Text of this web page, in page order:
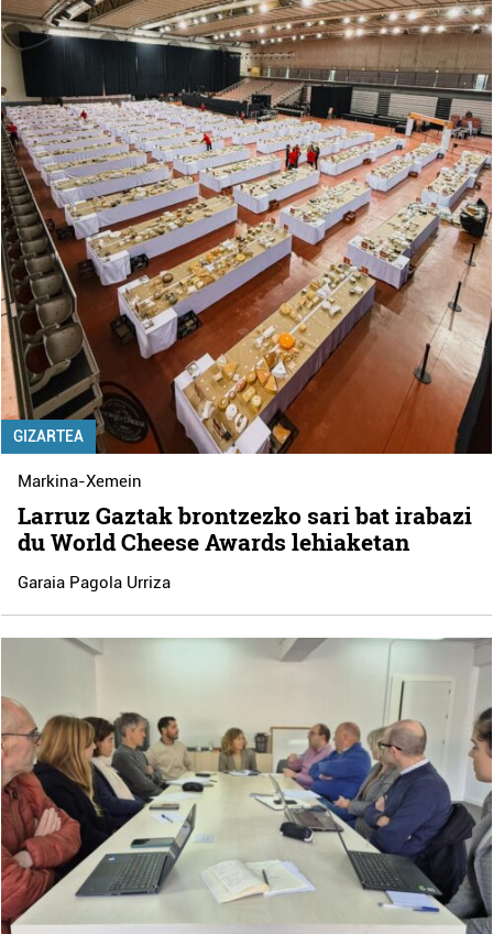
GIZARTEA
Markina-Xemein
Larruz Gaztak brontzezko sari bat irabazi
du World Cheese Awards lehiaketan
Garaia Pagola Urriza